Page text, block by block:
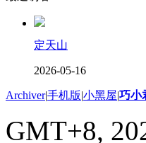
定天山
2026-05-16
Archiver|手机版|小黑屋|巧小
GMT+8,